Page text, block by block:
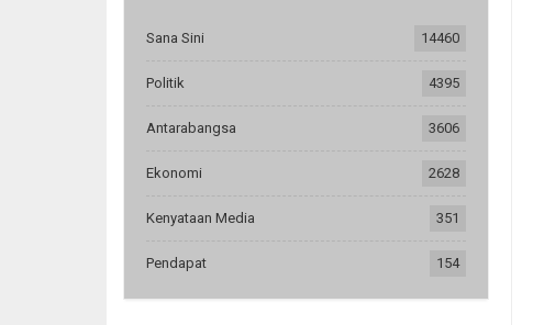
Sana Sini 14460
Politik 4395
Antarabangsa 3606
Ekonomi 2628
Kenyataan Media 351
Pendapat 154